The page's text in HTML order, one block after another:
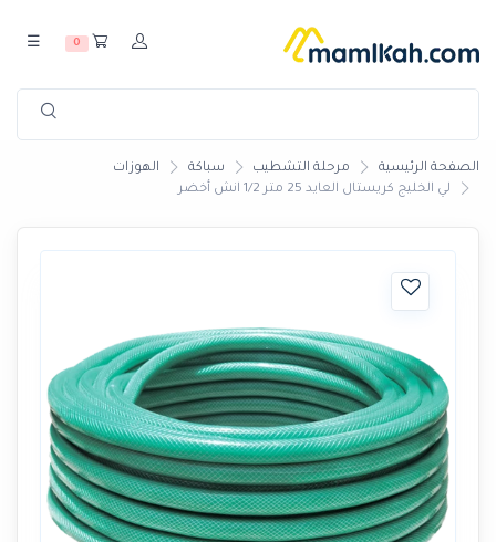
0
☰
الصفحة الرئيسية مرحلة التشطيب سباكة
الهوزات
لي الخليج كريستال العايد 25 متر 1/2 انش أخضر